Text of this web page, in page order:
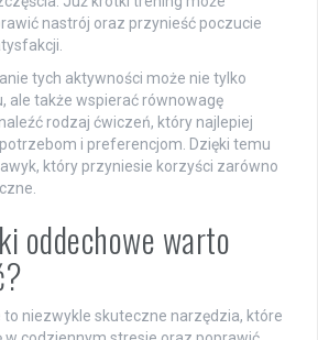
nastrój oraz przynieść poczucie
tych aktywności może nie tylko
ale także wspierać równowagę
rodzaj ćwiczeń, który najlepiej
i preferencjom. Dzięki temu
który przyniesie korzyści zarówno
oddechowe warto
niezwykle skuteczne narzędzia, które